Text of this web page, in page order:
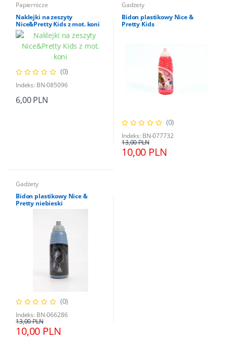
Papiernicze
Naklejki na zeszyty
Nice&Pretty Kids z mot. koni
(0)
Indeks: BN-085096
6,00 PLN
Gadżety
Bidon plastikowy Nice &
Pretty Kids
(0)
Indeks: BN-077732
10,00 PLN
13,00 PLN
Gadżety
Bidon plastikowy Nice &
Pretty niebieski
(0)
Indeks: BN-066286
10,00 PLN
13,00 PLN